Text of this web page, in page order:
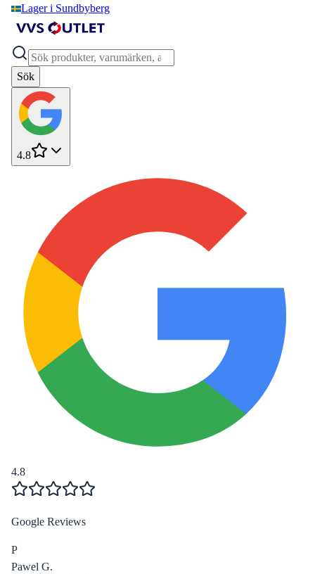
Lager i Sundbyberg
Sök
4.8
4.8
Google Reviews
P
Pawel G.